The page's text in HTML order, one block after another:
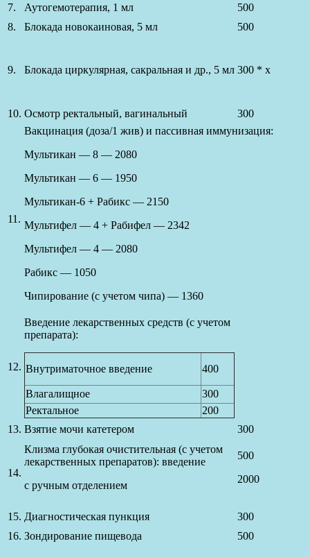
7. Аутогемотерапия, 1 мл
500
8.
Блокада новокаиновая, 5 мл 500
9. Блокада циркулярная, сакральная и др., 5 мл 300 * х
10. Осмотр ректальный, вагинальный 300
11.
Вакцинация (доза/1 жив) и пассивная иммунизация:
Мультикан — 8 — 2080
Мультикан — 6 — 1950
Мультикан-6 + Рабикс — 2150
Мультифел — 4 + Рабифел — 2342
Мультифел — 4 — 2080
Рабикс — 1050
Чипирование (с учетом чипа) — 1360
12.
Введение лекарственных средств (с учетом
препарата):
Внутриматочное введение 400
Влагалищное
300
Ректальное
200
13. Взятие мочи катетером 300
14.
Клизма глубокая очистительная (с учетом
лекарственных препаратов): введение
с ручным отделением
500
2000
15. Диагностическая пункция
300
16. Зондирование пищевода 500